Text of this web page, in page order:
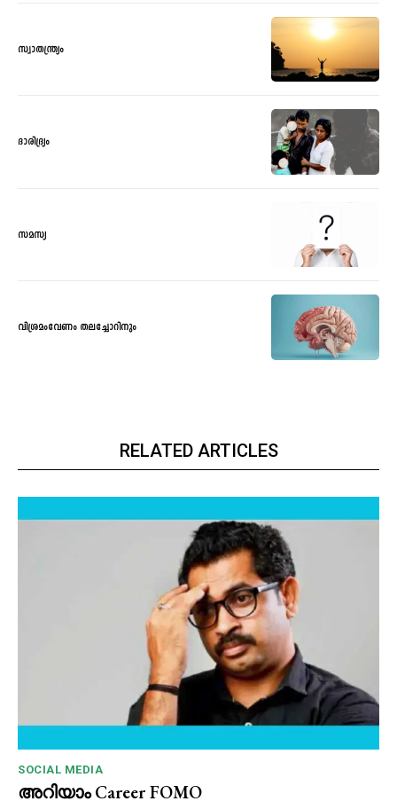
സ്വാതന്ത്ര്യം
ദാരിദ്ര്യം
സമസ്യ
വിശ്രമംവേണം തലച്ചോറിനും
RELATED ARTICLES
SOCIAL MEDIA
അറിയാം Career FOMO